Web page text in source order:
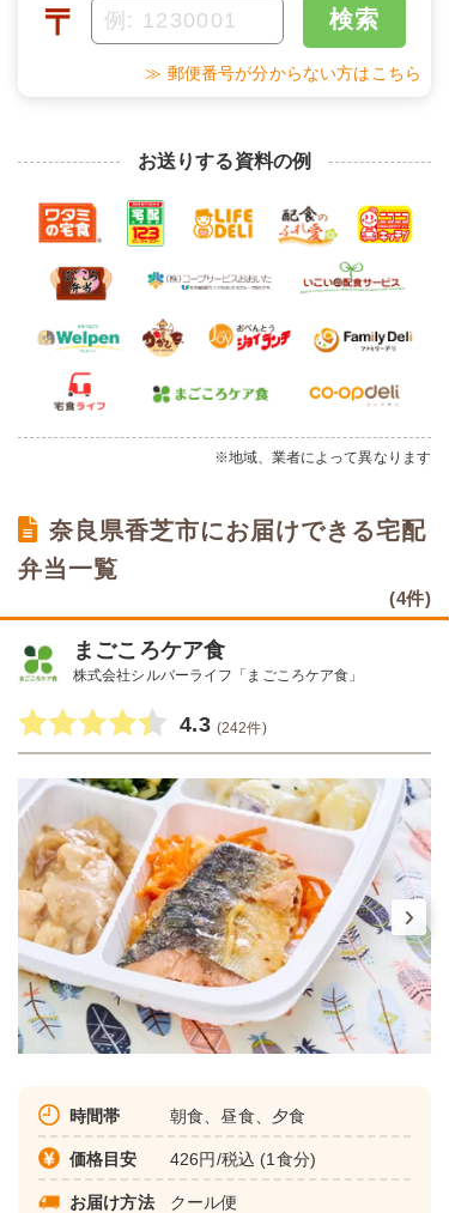
〒 検索
≫ 郵便番号が分からない方はこちら
お送りする資料の例
※地域、業者によって異なります
奈良県香芝市にお届けできる宅配
弁当一覧
(4件)
まごころケア食
株式会社シルバーライフ「まごころケア食」
4.3 (242件)
時間帯 朝食、昼食、夕食
価格目安 426円/税込 (1食分)
お届け方法 クール便